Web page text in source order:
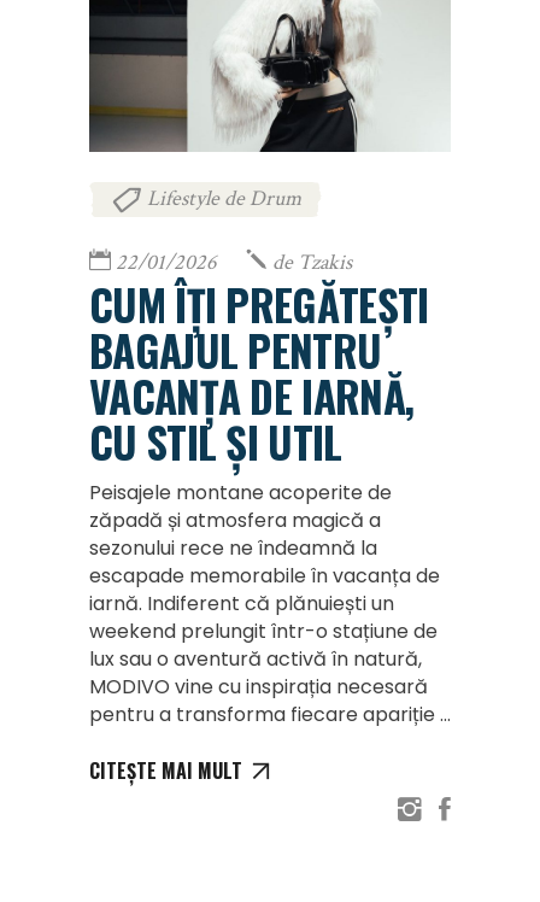
Lifestyle de Drum
22/01/2026 de Tzakis
CUM ÎȚI PREGĂTEȘTI
BAGAJUL PENTRU
VACANȚA DE IARNĂ,
CU STIL ȘI UTIL
Peisajele montane acoperite de
zăpadă și atmosfera magică a
sezonului rece ne îndeamnă la
escapade memorabile în vacanța de
iarnă. Indiferent că plănuiești un
weekend prelungit într-o stațiune de
lux sau o aventură activă în natură,
MODIVO vine cu inspirația necesară
pentru a transforma fiecare apariție
CITEȘTE MAI MULT